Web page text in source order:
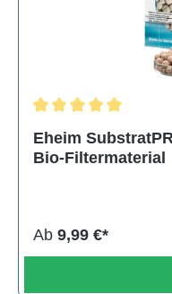
Eheim
Bio-Filtermaterial
Ab 9,99 €*